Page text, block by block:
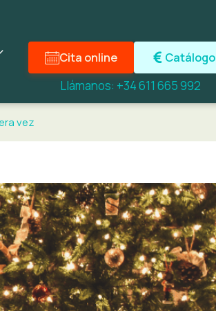
Cita online Catálogo
Llámanos: +34 611 665 992
vez